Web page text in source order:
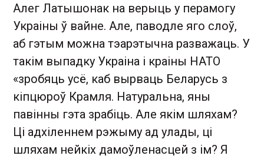
Алег Латышонак на верыць у перамогу
Украіны ў вайне. Але, паводле яго слоў,
аб гэтым можна тэарэтычна разважаць. У
такім выпадку Украіна і краіны НАТО
«зробяць усё, каб вырваць Беларусь з
кіпцюроў Крамля. Натуральна, яны
павінны гэта зрабіць. Але якім шляхам?
Ці адхіленнем рэжыму ад улады, ці
шляхам нейкіх дамоўленасцей з ім? Я